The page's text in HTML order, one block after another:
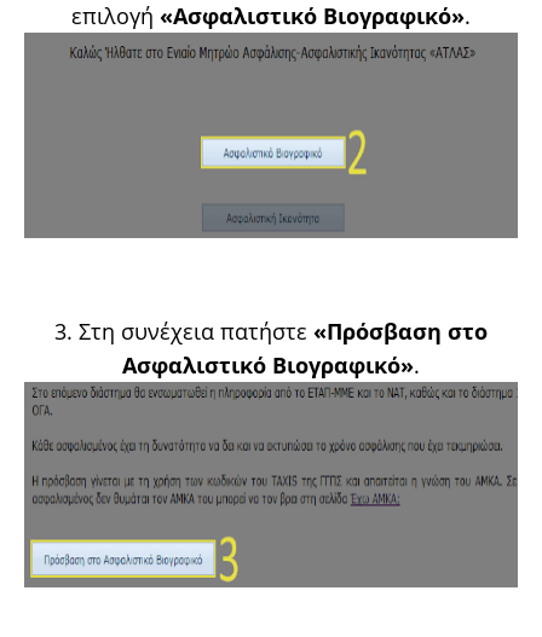
επιλογή «Ασφαλιστικό Βιογραφικό».
3. Στη συνέχεια πατήστε «Πρόσβαση στο
Ασφαλιστικό Βιογραφικό».